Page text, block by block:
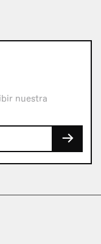
nuestra
→